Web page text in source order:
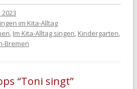
im Kita-Alltag
, Im Kita-Alltag singen, Kindergarten,
Bremen
“Toni singt”